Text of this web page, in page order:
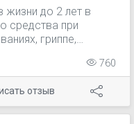
жизни до 2 лет в
средства при
гриппе,
заболеваниях,
температуры тела;
болевом
интенсивности, в
760
отзыв